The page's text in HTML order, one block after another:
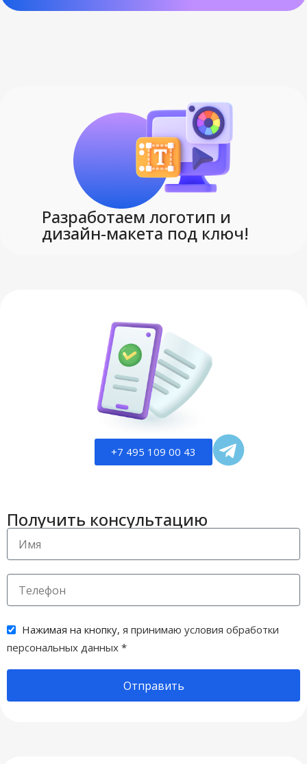
Разработаем логотип и
дизайн-макета под ключ!
+7 495 109 00 43
Получить консультацию
Нажимая на кнопку, я принимаю условия обработки
персональных данных *
Отправить